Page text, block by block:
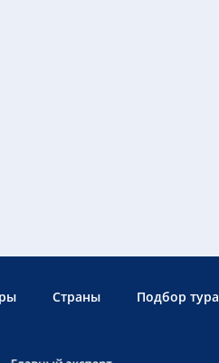
Страны Подбор тура